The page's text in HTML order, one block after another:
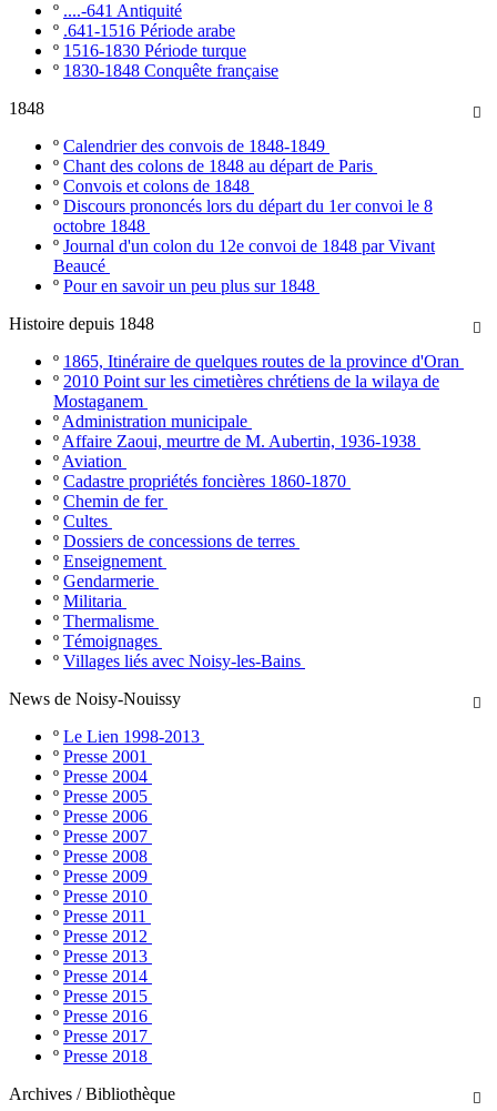
º ....-641 Antiquité
º .641-1516 Période arabe
º 1516-1830 Période turque
º 1830-1848 Conquête française

1848
º Calendrier des convois de 1848-1849
º Chant des colons de 1848 au départ de Paris
º Convois et colons de 1848
º Discours prononcés lors du départ du 1er convoi le 8
octobre 1848
º Journal d'un colon du 12e convoi de 1848 par Vivant
Beaucé
º Pour en savoir un peu plus sur 1848

Histoire depuis 1848
º 1865, Itinéraire de quelques routes de la province d'Oran
º 2010 Point sur les cimetières chrétiens de la wilaya de
Mostaganem
º Administration municipale
º Affaire Zaoui, meurtre de M. Aubertin, 1936-1938
º Aviation
º Cadastre propriétés foncières 1860-1870
º Chemin de fer
º Cultes
º Dossiers de concessions de terres
º Enseignement
º Gendarmerie
º Militaria
º Thermalisme
º Témoignages
º Villages liés avec Noisy-les-Bains

News de Noisy-Nouissy
º Le Lien 1998-2013
º Presse 2001
º Presse 2004
º Presse 2005
º Presse 2006
º Presse 2007
º Presse 2008
º Presse 2009
º Presse 2010
º Presse 2011
º Presse 2012
º Presse 2013
º Presse 2014
º Presse 2015
º Presse 2016
º Presse 2017
º Presse 2018

Archives / Bibliothèque